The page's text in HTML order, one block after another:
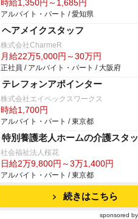
時給1,350円～1,685円
アルバイト・パート / 愛知県
ヘアメイクスタッフ
株式会社CharmeR
月給22万5,000円～30万円
正社員 / アルバイト・パート / 大阪府
テレフォンアポインター
株式会社エイペックスワークス
時給1,700円
アルバイト・パート / 東京都
特別養護老人ホームの介護スタ
社会福祉法人桜花
日給2万9,800円～3万1,400円
アルバイト・パート / 東京都
続きはこちら
sponsored